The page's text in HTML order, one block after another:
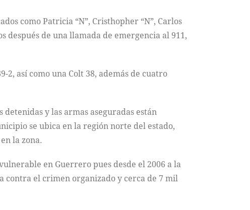
como Patricia “N”, Cristhopher “N”, Carlos
después de una llamada de emergencia al 911,
2, así como una Colt 38, además de cuatro
y las armas aseguradas están
se ubica en la región norte del estado,
la zona.
en Guerrero pues desde el 2006 a la
contra el crimen organizado y cerca de 7 mil